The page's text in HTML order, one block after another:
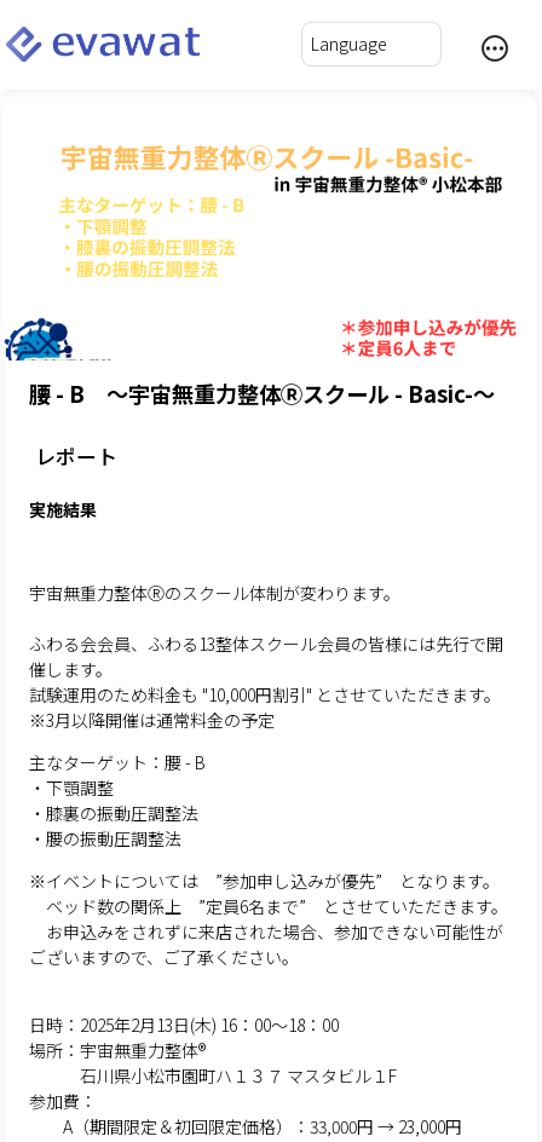
腰 - B ～宇宙無重力整体Ⓡスクール - Basic-～
レポート
実施結果
宇宙無重力整体Ⓡのスクール体制が変わります。
ふわる会会員、ふわる13整体スクール会員の皆様には先行で開
催します。
試験運用のため料金も "10,000円割引" とさせていただきます。
※3月以降開催は通常料金の予定
主なターゲット：腰 - B
・下顎調整
・膝裏の振動圧調整法
・腰の振動圧調整法
※イベントについては ”参加申し込みが優先” となります。
ベッド数の関係上 ”定員6名まで” とさせていただきます。
お申込みをされずに来店された場合、参加できない可能性が
ございますので、ご了承ください。
日時：2025年2月13日(木) 16：00～18：00
場所：宇宙無重力整体®
石川県小松市園町ハ１３７ マスタビル１F
参加費：
A（期間限定＆初回限定価格）：33,000円 → 23,000円